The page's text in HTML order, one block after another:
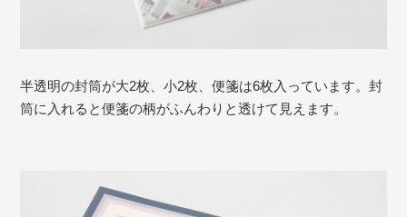
半透明の封筒が大2枚、小2枚、便箋は6枚入っています。封
筒に入れると便箋の柄がふんわりと透けて見えます。